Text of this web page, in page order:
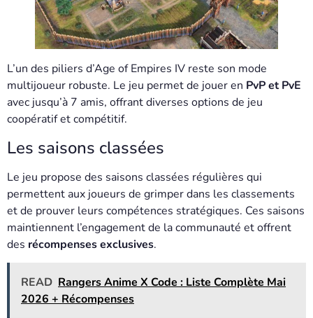
L’un des piliers d’Age of Empires IV reste son mode
multijoueur robuste. Le jeu permet de jouer en PvP et PvE
avec jusqu’à 7 amis, offrant diverses options de jeu
coopératif et compétitif.
Les saisons classées
Le jeu propose des saisons classées régulières qui
permettent aux joueurs de grimper dans les classements
et de prouver leurs compétences stratégiques. Ces saisons
maintiennent l’engagement de la communauté et offrent
des récompenses exclusives.
READ Rangers Anime X Code : Liste Complète Mai
2026 + Récompenses